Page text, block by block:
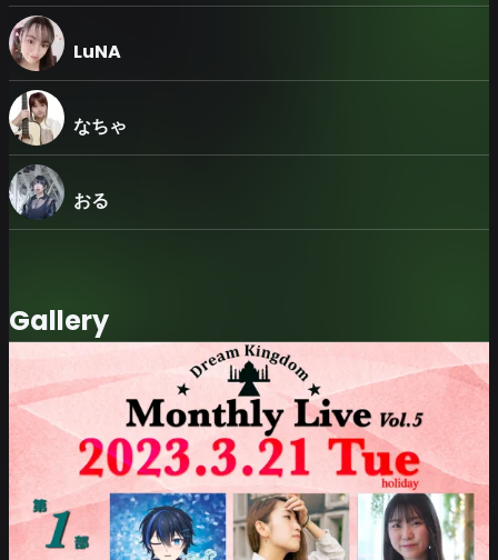
がございます。
■新型コロナウィルス対策のため、会場でのマスク着用をお
願いします。
■当日37.1度以上の熱がある場合や咳やくしゃみが続く方、
当日体調が優れない方は来場をお控えいただき、オンライン
配信にてお楽しみください。
※会場観覧チケットでもリアルタイムでの配信やアーカイブ
をご覧いただけます。
【アンケートについて】
・応援している出演者の選択。
LuNA
なちゃ
おる
Gallery